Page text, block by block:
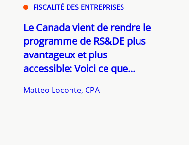
FISCALITÉ DES ENTREPRISES
Le Canada vient de rendre le
programme de RS&DE plus
avantageux et plus
accessible: Voici ce que...
Matteo Loconte, CPA